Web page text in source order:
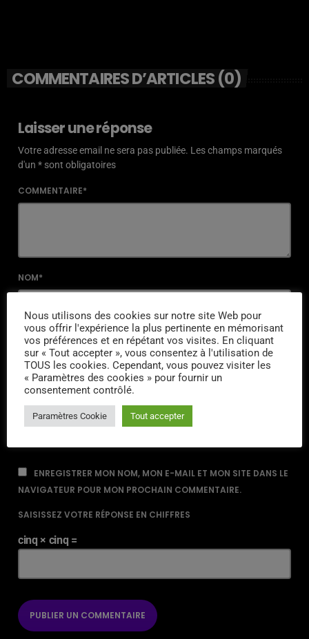
COMMENTAIRES D’ARTICLES (0)
Laisser une réponse
Votre adresse email ne sera pas publiée. Les champs marqués
d'un * sont obligatoires
COMMENTAIRE*
NOM*
EMAIL*
URL
ENREGISTRER MON NOM, MON E-MAIL ET MON SITE DANS LE
NAVIGATEUR POUR MON PROCHAIN COMMENTAIRE.
SAISISSEZ VOTRE RÉPONSE EN CHIFFRES
cinq × cinq =
Nous utilisons des cookies sur notre site Web pour
vous offrir l'expérience la plus pertinente en mémorisant
vos préférences et en répétant vos visites. En cliquant
sur « Tout accepter », vous consentez à l'utilisation de
TOUS les cookies. Cependant, vous pouvez visiter les
« Paramètres des cookies » pour fournir un
consentement contrôlé.
Paramètres Cookie Tout accepter